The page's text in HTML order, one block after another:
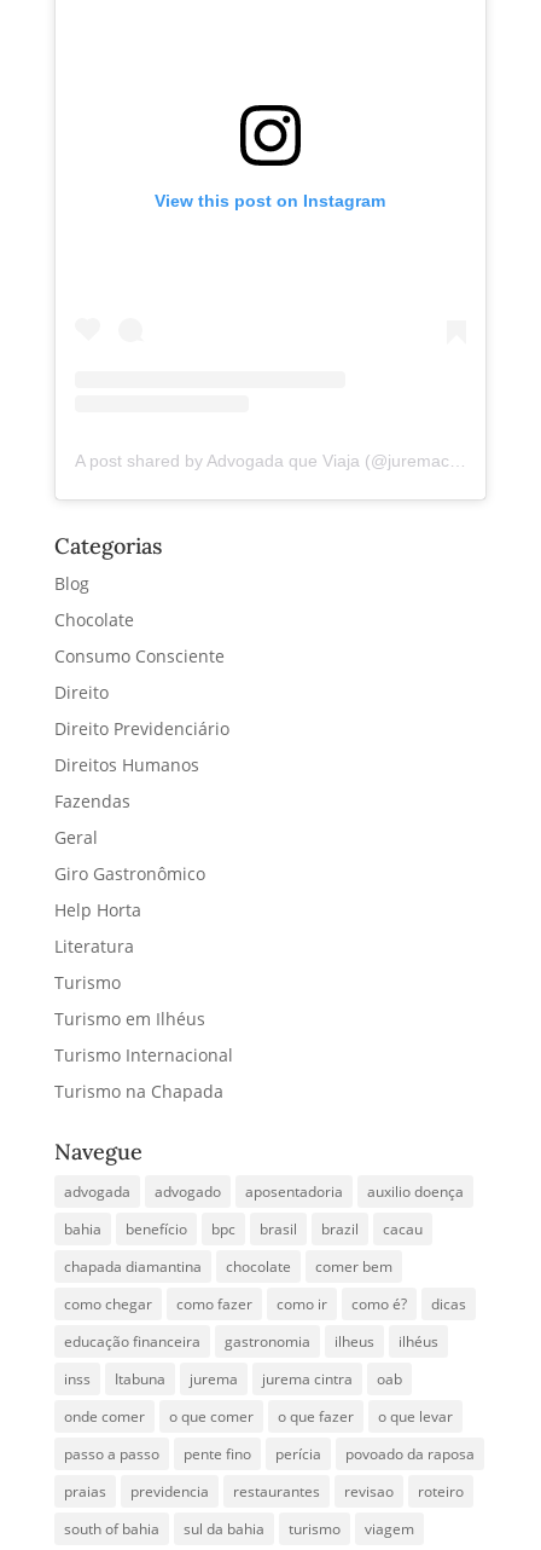
View this post on Instagram
A post shared by Advogada que Viaja (@juremacintra)
Categorias
Blog
Chocolate
Consumo Consciente
Direito
Direito Previdenciário
Direitos Humanos
Fazendas
Geral
Giro Gastronômico
Help Horta
Literatura
Turismo
Turismo em Ilhéus
Turismo Internacional
Turismo na Chapada
Navegue
advogada advogado aposentadoria
auxilio doença
bahia
benefício bpc brasil brazil
cacau
chapada diamantina
chocolate
comer bem
como chegar
como fazer como ir como é?
dicas
educação financeira
gastronomia ilheus
ilhéus
inss
Itabuna jurema jurema cintra
oab
onde comer
o que comer o que fazer
o que levar
passo a passo
pente fino perícia
povoado da raposa
praias
previdencia restaurantes revisao
roteiro
south of bahia
sul da bahia turismo viagem